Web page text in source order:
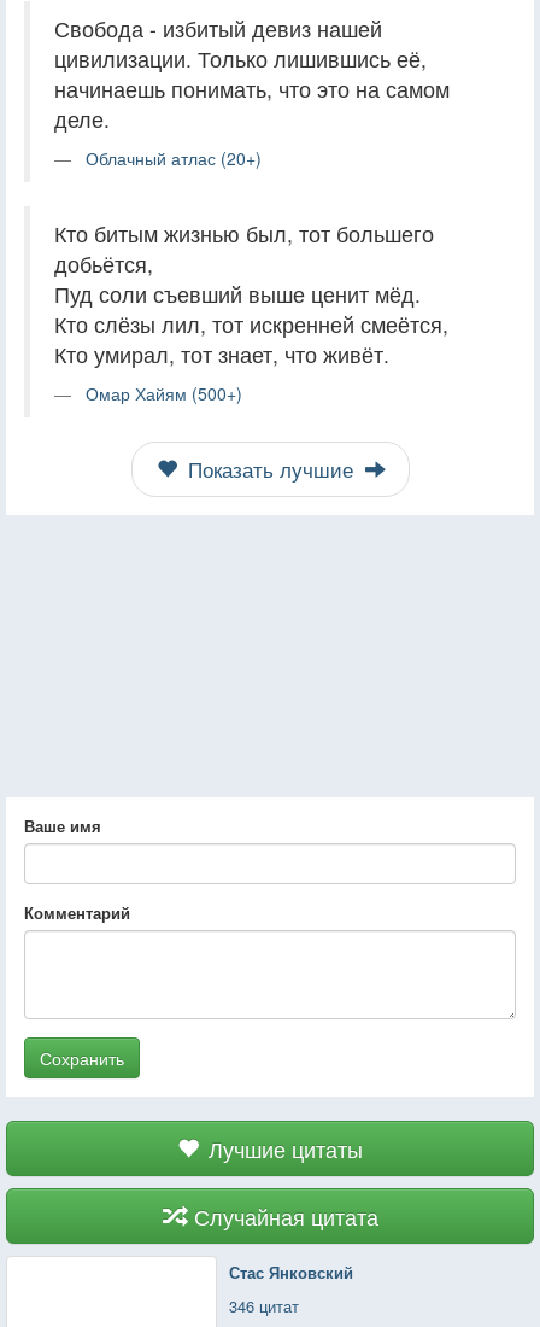
Свобода - избитый девиз нашей
цивилизации. Только лишившись её,
начинаешь понимать, что это на самом
деле.
Облачный атлас (20+)
Кто битым жизнью был, тот большего
добьётся,
Пуд соли съевший выше ценит мёд.
Кто слёзы лил, тот искренней смеётся,
Кто умирал, тот знает, что живёт.
Омар Хайям (500+)
Показать лучшие
Ваше имя
Комментарий
Сохранить
Лучшие цитаты
Случайная цитата
Стас Янковский
346 цитат